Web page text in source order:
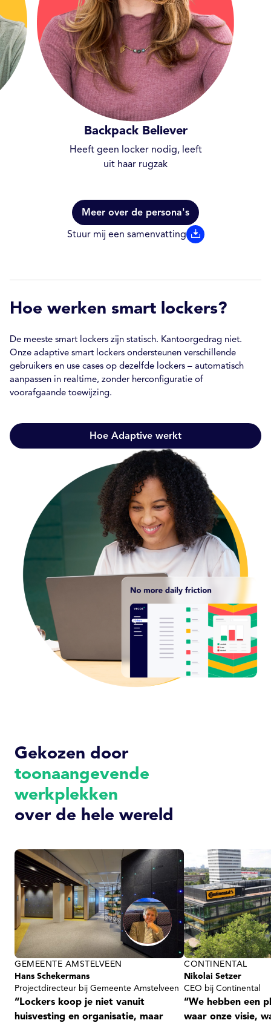
Backpack Believer
Heeft geen locker nodig, leeft
uit haar rugzak
Meer over de persona's
Stuur mij een samenvatting
Hoe werken smart lockers?
De meeste smart lockers zijn statisch. Kantoorgedrag niet.
Onze adaptive smart lockers ondersteunen verschillende
gebruikers en use cases op dezelfde lockers – automatisch
aanpassen in realtime, zonder herconfiguratie of
voorafgaande toewijzing.
Hoe Adaptive werkt
Gekozen door
toonaangevende
werkplekken
over de hele wereld
GEMEENTE AMSTELVEEN
Hans Schekermans
Projectdirecteur bij Gemeente Amstelveen
“Lockers koop je niet vanuit
huisvesting en organisatie, maar
CONTINENTAL
Nikolai Setzer
CEO bij Continental
“We hebben een
waar onze visie,